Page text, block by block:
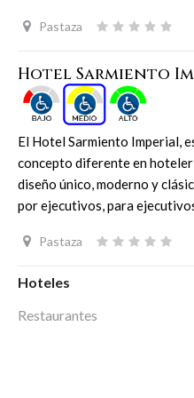
Pastaza
Hotel Sarmiento
El Hotel Sarmiento Imperial,
concepto diferente en
diseño único, moderno y
por ejecutivos, para
Pastaza
Hoteles
Restaurantes